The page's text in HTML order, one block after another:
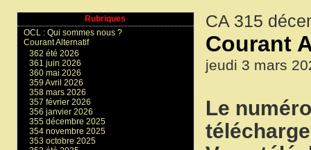
CA 315
Courant
jeudi 3 mars
Le
Rubriques
OCL : Qui sommes nous ?
Courant Alternatif
362 été 2026
361 juin 2026
360 mai 2026
359 Avril 2026
358 mars 2026
357 février 2026
356 janvier 2026
355 décembre 2025
354 novembre 2025
353 octobre 2025